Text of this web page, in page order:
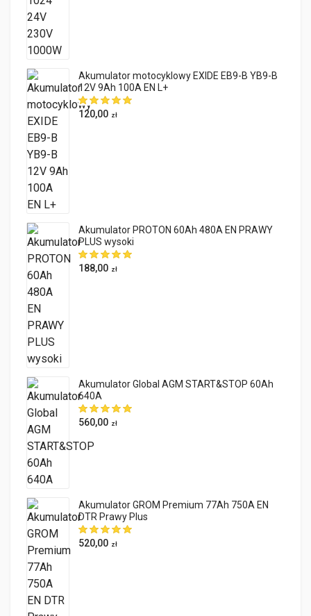
Akumulator motocyklowy EXIDE EB9-B YB9-B
12V 9Ah 100A EN L+
120,00 zł
Akumulator PROTON 60Ah 480A EN PRAWY
PLUS wysoki
188,00 zł
Akumulator Global AGM START&STOP 60Ah
640A
560,00 zł
Akumulator GROM Premium 77Ah 750A EN
DTR Prawy Plus
520,00 zł